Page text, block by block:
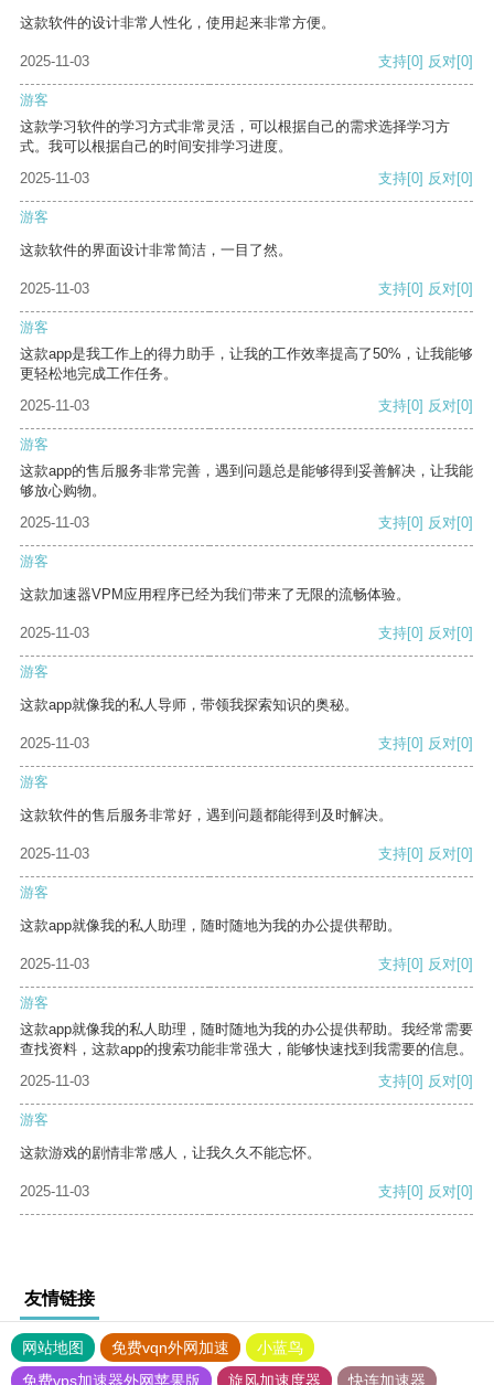
这款软件的设计非常人性化，使用起来非常方便。
2025-11-03 支持[0] 反对[0]
游客
这款学习软件的学习方式非常灵活，可以根据自己的需求选择学习方
式。我可以根据自己的时间安排学习进度。
2025-11-03
支持[0] 反对[0]
游客
这款软件的界面设计非常简洁，一目了然。
2025-11-03 支持[0] 反对[0]
游客
这款app是我工作上的得力助手，让我的工作效率提高了50%，让我能够
更轻松地完成工作任务。
2025-11-03
支持[0] 反对[0]
游客
这款app的售后服务非常完善，遇到问题总是能够得到妥善解决，让我能
够放心购物。
2025-11-03
支持[0] 反对[0]
游客
这款加速器VPM应用程序已经为我们带来了无限的流畅体验。
2025-11-03 支持[0] 反对[0]
游客
这款app就像我的私人导师，带领我探索知识的奥秘。
2025-11-03 支持[0] 反对[0]
游客
这款软件的售后服务非常好，遇到问题都能得到及时解决。
2025-11-03 支持[0] 反对[0]
游客
这款app就像我的私人助理，随时随地为我的办公提供帮助。
2025-11-03 支持[0] 反对[0]
游客
这款app就像我的私人助理，随时随地为我的办公提供帮助。我经常需要
查找资料，这款app的搜索功能非常强大，能够快速找到我需要的信息。
2025-11-03
支持[0] 反对[0]
游客
这款游戏的剧情非常感人，让我久久不能忘怀。
2025-11-03 支持[0] 反对[0]
友情链接
网站地图 免费vqn外网加速
小蓝鸟
免费vps加速器外网苹果版
旋风加速度器 快连加速器